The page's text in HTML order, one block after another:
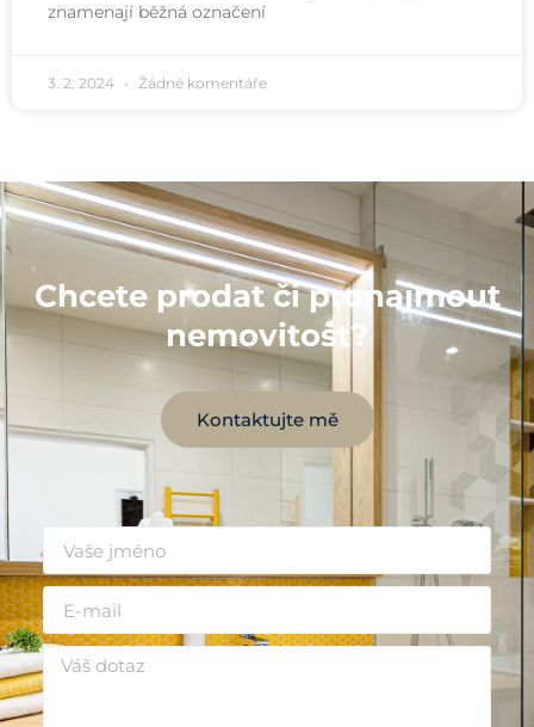
znamenají běžná označení
3. 2. 2024 Žádné komentáře
Chcete prodat či pronajmout
nemovitost?
Kontaktujte mě